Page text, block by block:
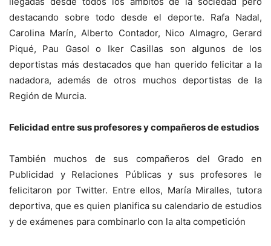
destacando sobre todo desde el deporte. Rafa Nadal,
Carolina Marín, Alberto Contador, Nico Almagro, Gerard
Piqué, Pau Gasol o Iker Casillas son algunos de los
deportistas más destacados que han querido felicitar a la
nadadora, además de otros muchos deportistas de la
Región de Murcia.
Felicidad entre sus profesores y compañeros de estudios
También muchos de sus compañeros del Grado en
Publicidad y Relaciones Públicas y sus profesores le
felicitaron por Twitter. Entre ellos, María Miralles, tutora
deportiva, que es quien planifica su calendario de estudios
y de exámenes para combinarlo con la alta competición